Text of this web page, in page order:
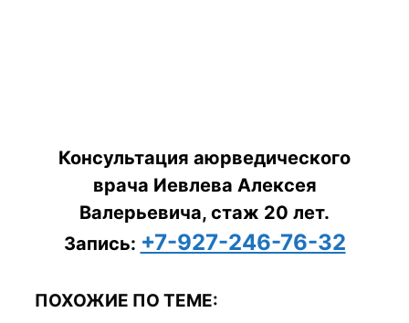
Консультация аюрведического
врача Иевлева Алексея
Валерьевича, стаж 20 лет.
Запись: +7-927-246-76-32
ПОХОЖИЕ ПО ТЕМЕ: